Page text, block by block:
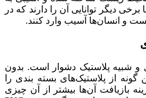
دیگر توانایی آن را دارند که در
و انسان‌ها آسیب وارد کنند.
شبیه پلاستیک دشوار است. بدون
از پلاستیک‌های بسته بندی را
بازیافت آن‌ها بیشتر از آن چیزی